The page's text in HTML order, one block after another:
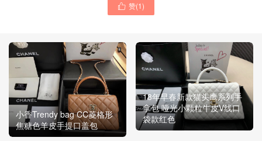
 赞(1)
小香Trendy bag CC菱格形
焦糖色羊皮手提口盖包
18年早春新款猫头鹰系列手
拿包 哑光小颗粒牛皮V线口
袋款红色